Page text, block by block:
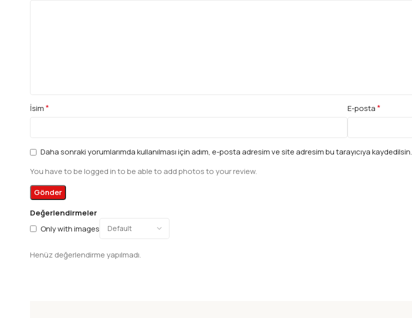
Değerlendirmeler
Only with images
Henüz değerlendirme yapılmadı.
İsim* E-posta*
Daha sonraki yorumlarımda kullanılması için adım, e-posta adresim ve site adresim bu tarayıcıya kaydedilsin.
You have to be logged in to be able to add photos to your review.